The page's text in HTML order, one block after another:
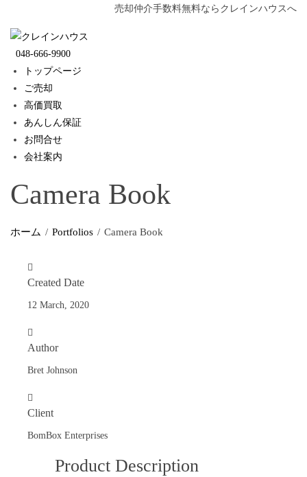
content
売却仲介手数料無料ならクレインハウスへ
048-666-9900
トップページ
ご売却
高価買取
あんしん保証
お問合せ
会社案内
Camera Book
ホーム Portfolios Camera Book
Created Date
12 March, 2020
Author
Bret Johnson
Client
BomBox Enterprises
Product Description